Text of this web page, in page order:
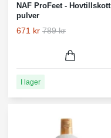
NAF ProFeet - Hovtillskott
pulver
671 kr 789 kr
I lager